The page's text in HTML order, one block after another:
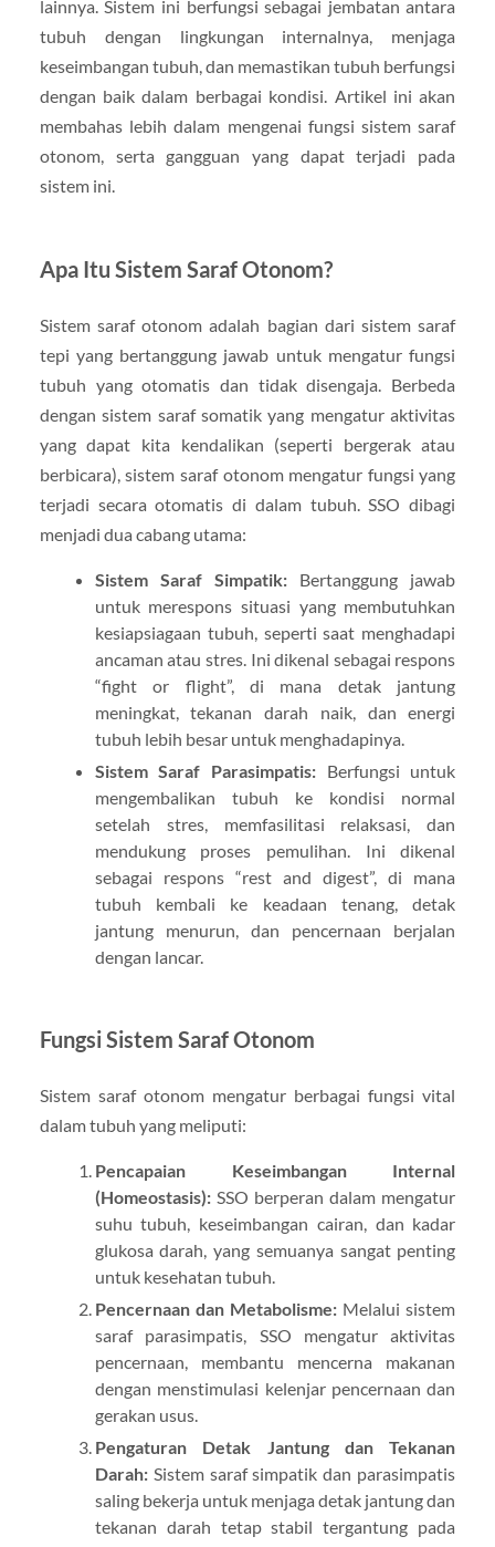
lainnya. Sistem ini berfungsi sebagai jembatan antara
tubuh dengan lingkungan internalnya, menjaga
keseimbangan tubuh, dan memastikan tubuh berfungsi
dengan baik dalam berbagai kondisi. Artikel ini akan
membahas lebih dalam mengenai fungsi sistem saraf
otonom, serta gangguan yang dapat terjadi pada
sistem ini.
Apa Itu Sistem Saraf Otonom?
Sistem saraf otonom adalah bagian dari sistem saraf
tepi yang bertanggung jawab untuk mengatur fungsi
tubuh yang otomatis dan tidak disengaja. Berbeda
dengan sistem saraf somatik yang mengatur aktivitas
yang dapat kita kendalikan (seperti bergerak atau
berbicara), sistem saraf otonom mengatur fungsi yang
terjadi secara otomatis di dalam tubuh. SSO dibagi
menjadi dua cabang utama:
Sistem Saraf Simpatik: Bertanggung jawab
untuk merespons situasi yang membutuhkan
kesiapsiagaan tubuh, seperti saat menghadapi
ancaman atau stres. Ini dikenal sebagai respons
“fight or flight”, di mana detak jantung
meningkat, tekanan darah naik, dan energi
tubuh lebih besar untuk menghadapinya.
Sistem Saraf Parasimpatis: Berfungsi untuk
mengembalikan tubuh ke kondisi normal
setelah stres, memfasilitasi relaksasi, dan
mendukung proses pemulihan. Ini dikenal
sebagai respons “rest and digest”, di mana
tubuh kembali ke keadaan tenang, detak
jantung menurun, dan pencernaan berjalan
dengan lancar.
Fungsi Sistem Saraf Otonom
Sistem saraf otonom mengatur berbagai fungsi vital
dalam tubuh yang meliputi:
Pencapaian Keseimbangan Internal
(Homeostasis):SSO berperan dalam mengatur
suhu tubuh, keseimbangan cairan, dan kadar
glukosa darah, yang semuanya sangat penting
untuk kesehatan tubuh.
Pencernaan dan Metabolisme: Melalui sistem
saraf parasimpatis, SSO mengatur aktivitas
pencernaan, membantu mencerna makanan
dengan menstimulasi kelenjar pencernaan dan
gerakan usus.
Pengaturan Detak Jantung dan Tekanan
Darah:Sistem saraf simpatik dan parasimpatis
saling bekerja untuk menjaga detak jantung dan
tekanan darah tetap stabil tergantung pada